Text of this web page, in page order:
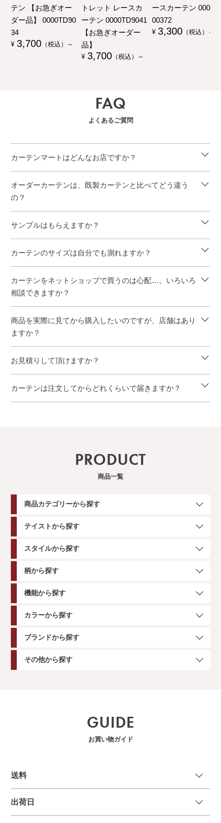
テン 【お急ぎオー
ダー品】 0000TD90
34
¥ 3,700 （税込）～
トレット レースカ
ーテン 0000TD9041
【お急ぎオーダー
品】
¥ 3,700 （税込）～
ースカーテン 00000
00372
¥ 3,300 （税込）～
FAQ
よくあるご質問
カーテンマートはどんなお店ですか？
オーダーカーテンは、既製カーテンと比べてどう違う
の？
サンプルはもらえますか？
カーテンのサイズは自分でも測れますか？
カーテンをネットショップで買うのは心配…。いろいろ
相談できますか？
商品を実際に見てから購入したいのですが、店舗はあり
ますか？
お見積りして頂けますか？
カーテンは注文してからどれくらいで届きますか？
PRODUCT
商品一覧
商品カテゴリーから探す
テイストから探す
スタイルから探す
柄から探す
機能から探す
カラーから探す
ブランドから探す
その他から探す
GUIDE
お買い物ガイド
送料
出荷日